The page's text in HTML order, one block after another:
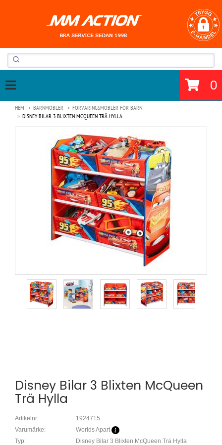
0
HEM BARNMÖBLER
FÖRVARINGSMÖBLER FÖR BARN
DISNEY BILAR 3 BLIXTEN MCQUEEN TRÄ HYLLA
Disney Bilar 3 Blixten McQueen
Trä Hylla
Artikelnr:
1924715
Varumärke:
Worlds Apart
Typ:
Disney Bilar 3 Blixten McQueen Trä Hylla